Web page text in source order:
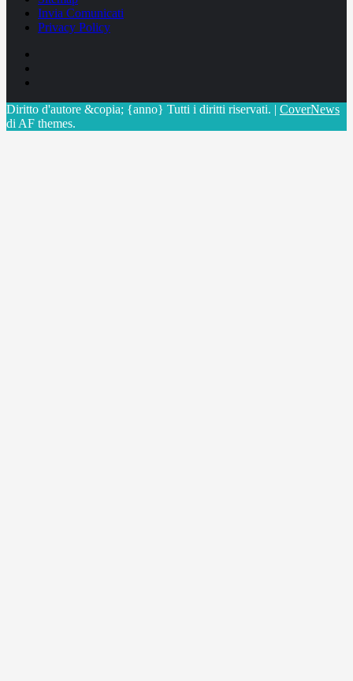
Invia Comunicati
Privacy Policy
Diritto d'autore &copia; {anno} Tutti i diritti riservati. | CoverNews
di AF themes.